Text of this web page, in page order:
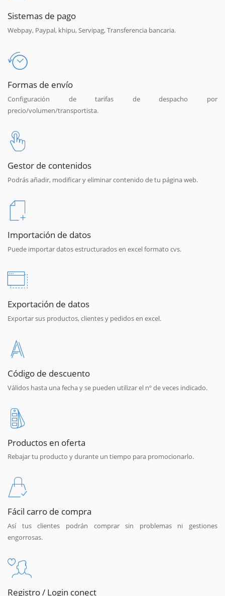
Sistemas de pago
Webpay, Paypal, khipu, Servipag, Transferencia bancaria.
Formas de envío
Configuración de tarifas de despacho por
precio/volumen/transportista.
Gestor de contenidos
Podrás añadir, modificar y eliminar contenido de tu página web.
Importación de datos
Puede importar datos estructurados en excel formato cvs.
Exportación de datos
Exportar sus productos, clientes y pedidos en excel.
Código de descuento
Válidos hasta una fecha y se pueden utilizar el nº de veces indicado.
Productos en oferta
Rebajar tu producto y durante un tiempo para promocionarlo.
Fácil carro de compra
Así tus clientes podrán comprar sin problemas ni gestiones
engorrosas.
Registro / Login conect